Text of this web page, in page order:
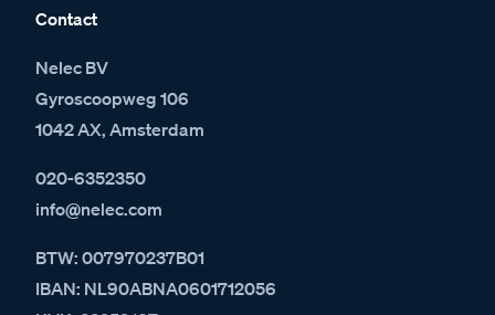
Contact
Nelec BV
Gyroscoopweg 106
1042 AX, Amsterdam
020-6352350
info@nelec.com
BTW: 007970237B01
IBAN: NL90ABNA0601712056